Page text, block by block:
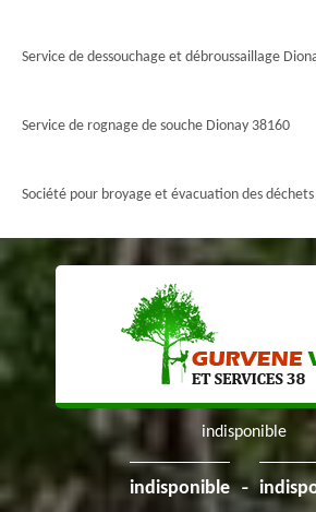
Service de dessouchage et débroussaillage
Service de rognage de souche Dionay 38160
Société pour broyage et évacuation des
indisponible
indisponible -